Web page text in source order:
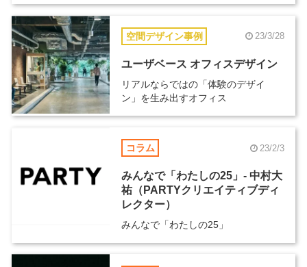
空間デザイン事例 23/3/28
ユーザベース オフィスデザイン
リアルならではの「体験のデザイ
ン」を生み出すオフィス
コラム 23/2/3
みんなで「わたしの25」- 中村大
祐（PARTYクリエイティブディ
レクター）
みんなで「わたしの25」